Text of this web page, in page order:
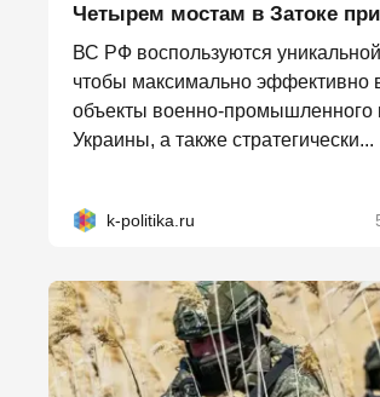
Четырем мостам в Затоке
ВС РФ воспользуются
чтобы максимально эффективно
объекты военно-промышленного
Украины, а также стратегически...
k-politika.ru